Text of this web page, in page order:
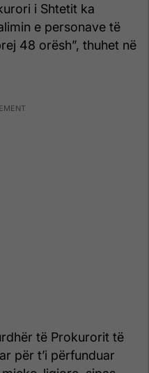
i Shtetit ka
e personave të
48 orësh”, thuhet në
të Prokurorit të
për t’i përfunduar